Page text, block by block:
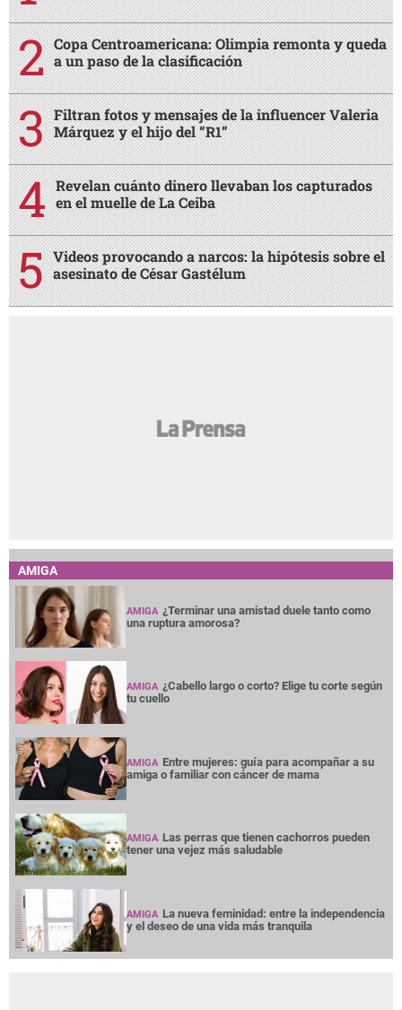
Copa Centroamericana: Olimpia remonta y queda
a un paso de la clasificación
Filtran fotos y mensajes de la influencer Valeria
Márquez y el hijo del “R1”
Revelan cuánto dinero llevaban los capturados
en el muelle de La Ceiba
Videos provocando a narcos: la hipótesis sobre el
asesinato de César Gastélum
AMIGA
AMIGA ¿Terminar una amistad duele tanto como
una ruptura amorosa?
AMIGA ¿Cabello largo o corto? Elige tu corte según
tu cuello
AMIGA Entre mujeres: guía para acompañar a su
amiga o familiar con cáncer de mama
AMIGA Las perras que tienen cachorros pueden
tener una vejez más saludable
AMIGA La nueva feminidad: entre la independencia
y el deseo de una vida más tranquila